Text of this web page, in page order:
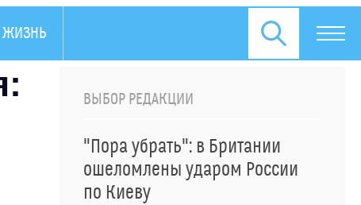
ЖИЗНЬ
ВЫБОР РЕДАКЦИИ
"Пора убрать": в Британии
ошеломлены ударом России
по Киеву